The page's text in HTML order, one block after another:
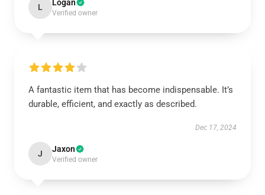
L Logan
Verified owner
A fantastic item that has become indispensable. It’s
durable, efficient, and exactly as described.
Dec 17, 2024
J Jaxon
Verified owner